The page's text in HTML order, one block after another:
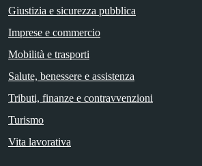
Giustizia e sicurezza pubblica
Imprese e commercio
Mobilità e trasporti
Salute, benessere e assistenza
Tributi, finanze e contravvenzioni
Turismo
Vita lavorativa